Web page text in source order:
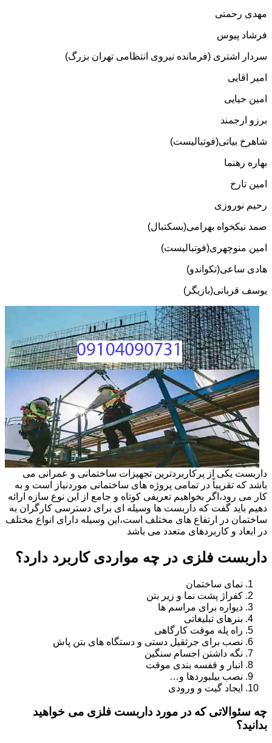
مهدی رحمتی
فرشاد پیوس
سردار اشتری (فرمانده نیروی انتظامی تهران بزرگ)
امیر اقایی
امین حیایی
برزو ارجمند
شاهرخ بیاتی(فوتبالیست)
بهاره رهنما
امین تارخ
رحیم نوروزی
صمد نیکخواه بهرامی(بسکتبال)
امین منوچهری(فوتبالیست)
هادی ساعی(تکواندو)
یوسف قربانی(بازیگر)
داربست یکی از پرکاربردترین تجهیزات ساختمانی و عمرانی می
باشد که تقریباً در تمامی پروژه های ساختمانی موردنیاز است و به
کار می رود،اگر بخواهیم تعریفی کوتاه و جامع از این نوع سازه ارائه
دهیم باید گفت که داربست ها وسیله ای برای دسترسی کارگران به
ساختمان در ارتفاع های مختلف است،این وسیله دارای انواع مختلف
در ابعاد و کاربردهای متعدد می باشد
داربست فلزی در چه مواردی کاربرد دارد؟
نمای ساختمان
کفراژ پشت نما و زیر بتن
دیواره برای مراسم ها
بنرهای تبلیغاتی
راه پله موقت کارگاهی
نصب برای جرثقیل دستی و دستگاه های بتن پاش
نگه داشتن اجسام سنگین
انبار و قفسه بندی موقت
نصب بیلبوردها و…
ایجاد گیت و ورودی
چه سئوالاتی که در مورد داربست فلزی می خواهید
بدانید؟